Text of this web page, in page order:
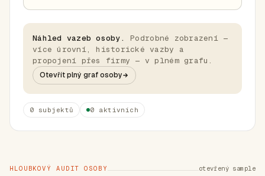
Náhled vazeb osoby.
Podrobné zobrazení —
více úrovní, historické vazby a
propojení přes firmy — v plném grafu.
Otevřít plný graf osoby
0 subjektů 0 aktivních
HLOUBKOVÝ AUDIT OSOBY otevřený sample